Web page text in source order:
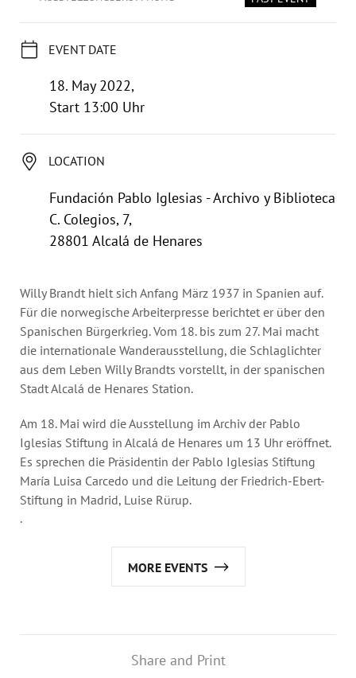
Organigram
EVENT DATE
18. May 2022,
Start 13:00 Uhr
LOCATION
Fundación Pablo Iglesias - Archivo y Biblioteca
C. Colegios, 7,
28801 Alcalá de Henares
Willy Brandt hielt sich Anfang März 1937 in Spanien auf.
Für die norwegische Arbeiterpresse berichtet er über den
Spanischen Bürgerkrieg. Vom 18. bis zum 27. Mai macht
die internationale Wanderausstellung, die Schlaglichter
aus dem Leben Willy Brandts vorstellt, in der spanischen
Stadt Alcalá de Henares Station.
Am 18. Mai wird die Ausstellung im Archiv der Pablo
Iglesias Stiftung in Alcalá de Henares um 13 Uhr eröffnet.
Es sprechen die Präsidentin der Pablo Iglesias Stiftung
María Luisa Carcedo und die Leitung der Friedrich-Ebert-
Stiftung in Madrid, Luise Rürup.
.
MORE EVENTS
Share and Print